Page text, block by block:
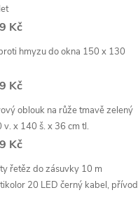
Kč
hmyzu do okna 150 x 130
Kč
oblouk na růže tmavě zelený
v. x 140 š. x 36 cm tl.
Kč
řetěz do zásuvky 10 m
20 LED černý kabel, přívod